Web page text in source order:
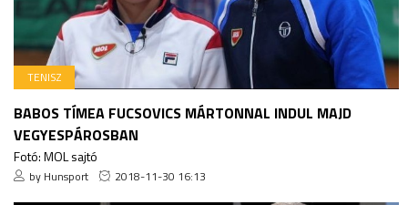
TENISZ
BABOS TÍMEA FUCSOVICS MÁRTONNAL INDUL MAJD
VEGYESPÁROSBAN
Fotó: MOL sajtó
by Hunsport 2018-11-30 16:13